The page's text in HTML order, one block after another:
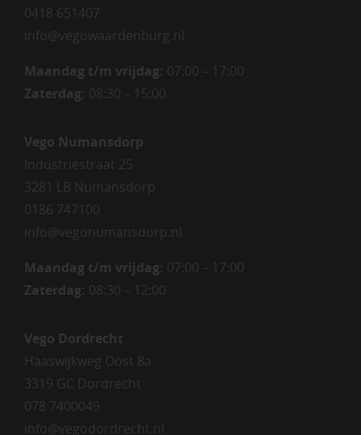
0418 651407
info@vegowaardenburg.nl
Maandag t/m vrijdag: 07:00 – 17:00
Zaterdag: 08:30 – 15:00
Vego Numansdorp
Industriestraat 25
3281 LB Numansdorp
0186 747100
info@vegonumansdorp.nl
Maandag t/m vrijdag: 07:00 – 17:00
Zaterdag: 08:30 – 12:00
Vego Dordrecht
Haaswijkweg Oost 8a
3319 GC Dordrecht
078 7400049
info@vegodordrecht.nl